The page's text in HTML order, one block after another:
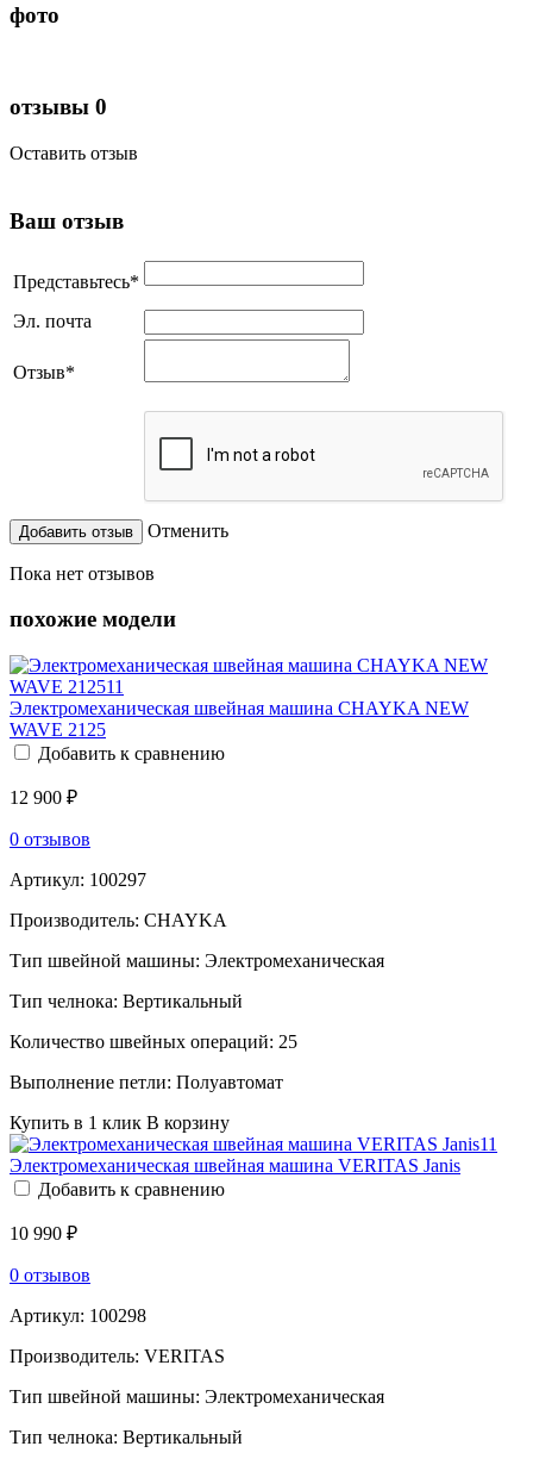
фото
отзывы 0
Оставить отзыв
Ваш отзыв
Представьтесь*
Эл. почта
Отзыв*
Отменить
Пока нет отзывов
похожие модели
Электромеханическая швейная машина CHAYKA NEW
WAVE 2125
Добавить к сравнению
12 900 ₽
0 отзывов
Артикул: 100297
Производитель: CHAYKA
Тип швейной машины: Электромеханическая
Тип челнока: Вертикальный
Количество швейных операций: 25
Выполнение петли: Полуавтомат
Купить в 1 клик В корзину
Электромеханическая швейная машина VERITAS Janis
Добавить к сравнению
10 990 ₽
0 отзывов
Артикул: 100298
Производитель: VERITAS
Тип швейной машины: Электромеханическая
Тип челнока: Вертикальный